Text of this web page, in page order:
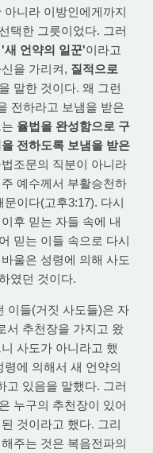
니라 이방인에게까지
택한 그릇이었다. 그러
'새 언약의 일꾼'이라고
을 가리켜, 질적으로
말한 것이다. 왜 그런
전하라고 보냄을 받은
율법을 완성함으로 구
전하도록 보냄을 받은
조문의 직분이 아니라
예수께서 부활승천하
이다(고후3:17). 다시
후 믿는 자들 속에 내
믿는 이들 속으로 다시
울은 성령에 의해 사도
였던 것이다.
이들(거짓 사도들)은 자
서 추천장을 가지고 왔
사도가 아니라고 했
에 의해서 새 언약의
고 있음을 말했다. 그러
누구의 추천장이 있어
것이라고 했다. 그리
주는 것은 복음전파의